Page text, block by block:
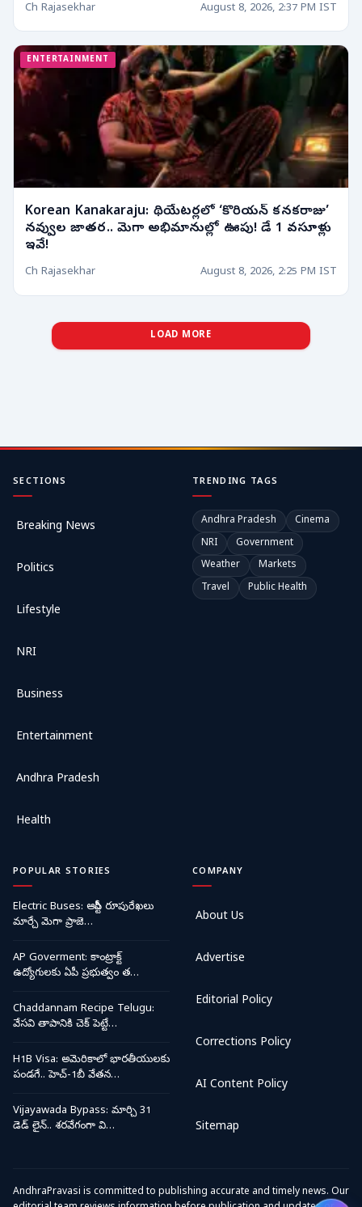
Ch Rajasekhar August 8, 2026, 2:37 PM IST
ENTERTAINMENT
Korean Kanakaraju: థియేటర్లలో ‘కొరియన్ కనకరాజు’
నవ్వుల జాతర.. మెగా అభిమానుల్లో ఊపు! డే 1 వసూళ్లు
ఇవే!
Ch Rajasekhar August 8, 2026, 2:25 PM IST
LOAD MORE
SECTIONS
Breaking News
Politics
Lifestyle
NRI
Business
Entertainment
Andhra Pradesh
Health
TRENDING TAGS
Andhra Pradesh
Cinema
NRI
Government
Weather
Markets
Travel
Public Health
POPULAR STORIES
Electric Buses: ఆర్టీసీ రూపురేఖలు
మార్చే మెగా ప్రాజె…
AP Goverment: కాంట్రాక్ట్
ఉద్యోగులకు ఏపీ ప్రభుత్వం త…
Chaddannam Recipe Telugu:
వేసవి తాపానికి చెక్ పెట్టే…
H1B Visa: అమెరికాలో భారతీయులకు
పండగే.. హెచ్-1బీ వేతన…
Vijayawada Bypass: మార్చి 31
డెడ్ లైన్.. శరవేగంగా వి…
COMPANY
About Us
Advertise
Editorial Policy
Corrections Policy
AI Content Policy
Sitemap
AndhraPravasi is committed to publishing accurate and timely news. Our